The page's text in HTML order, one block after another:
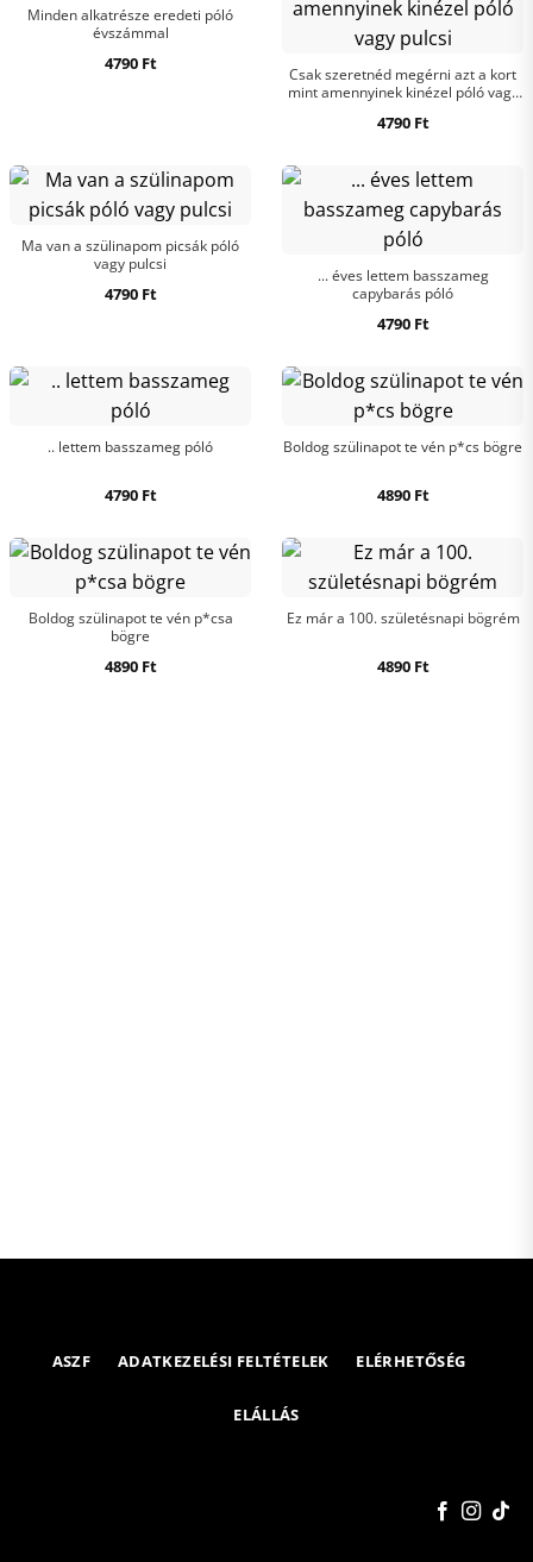
Minden alkatrésze eredeti póló
évszámmal
4790 Ft
Csak szeretnéd megérni azt a kort
mint amennyinek kinézel póló vagy
4790 Ft
Ma van a szülinapom picsák póló
vagy pulcsi
4790 Ft
... éves lettem basszameg
capybarás póló
4790 Ft
.. lettem basszameg póló
4790 Ft
Boldog szülinapot te vén p*cs bögre
4890 Ft
Boldog szülinapot te vén p*csa
bögre
4890 Ft
Ez már a 100. születésnapi bögrém
4890 Ft
ASZF ADATKEZELÉSI FELTÉTELEK ELÉRHETŐSÉG
ELÁLLÁS